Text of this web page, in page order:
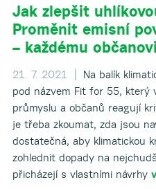
Jak zlepšit
Proměnit emisní
– každému
21. 7. 2021 |
Na balík
pod názvem Fit for 55, který
průmyslu a občanů reagují
je třeba zkoumat, zda jsou
dostatečná, aby klimatickou
zohlednit dopady na
přicházejí s vlastními návrhy